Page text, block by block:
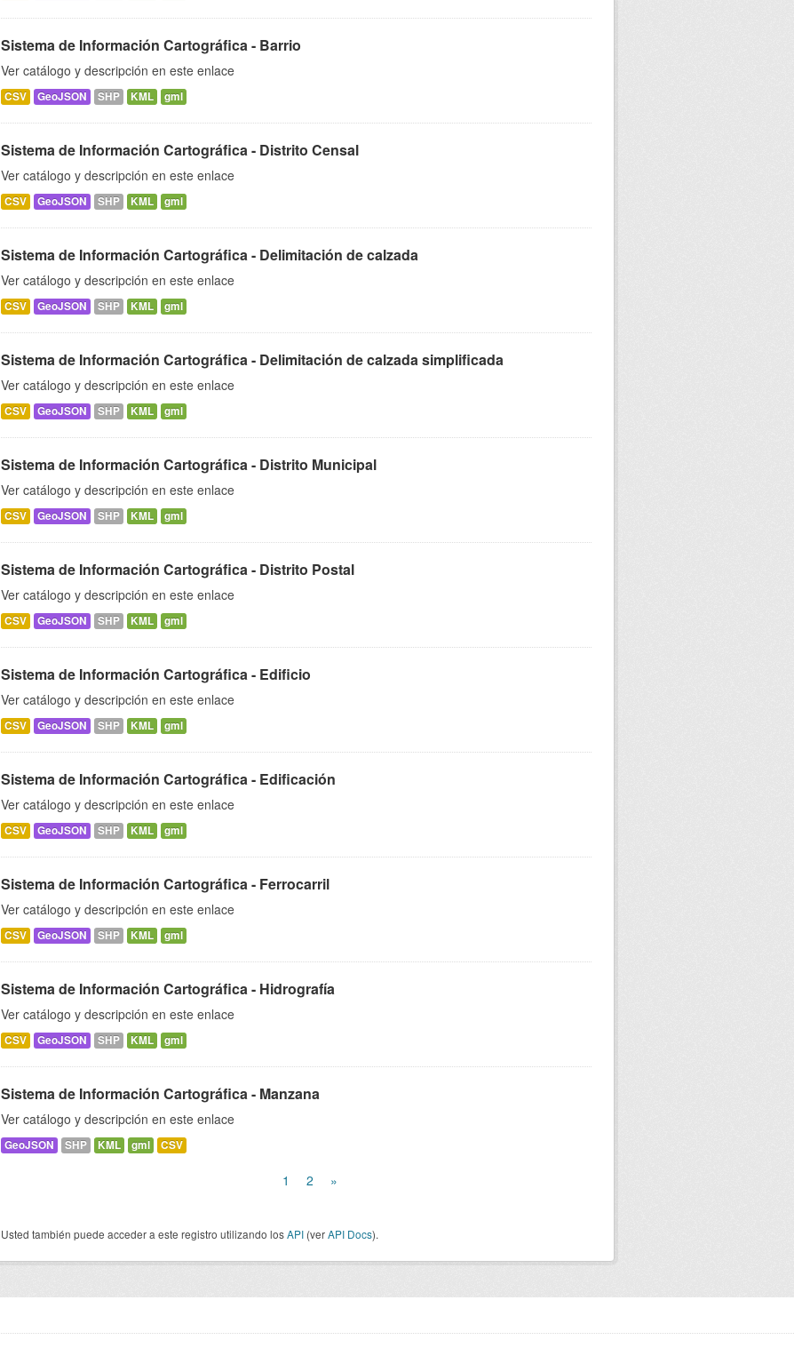
Sistema de Información Cartográfica - Barrio
Ver catálogo y descripción en este enlace
CSV GeoJSON SHP KML gml
Sistema de Información Cartográfica - Distrito Censal
Ver catálogo y descripción en este enlace
CSV GeoJSON SHP KML gml
Sistema de Información Cartográfica - Delimitación de calzada
Ver catálogo y descripción en este enlace
CSV GeoJSON SHP KML gml
Sistema de Información Cartográfica - Delimitación de calzada simplificada
Ver catálogo y descripción en este enlace
CSV GeoJSON SHP KML gml
Sistema de Información Cartográfica - Distrito Municipal
Ver catálogo y descripción en este enlace
CSV GeoJSON SHP KML gml
Sistema de Información Cartográfica - Distrito Postal
Ver catálogo y descripción en este enlace
CSV GeoJSON SHP KML gml
Sistema de Información Cartográfica - Edificio
Ver catálogo y descripción en este enlace
CSV GeoJSON SHP KML gml
Sistema de Información Cartográfica - Edificación
Ver catálogo y descripción en este enlace
CSV GeoJSON SHP KML gml
Sistema de Información Cartográfica - Ferrocarril
Ver catálogo y descripción en este enlace
CSV GeoJSON SHP KML gml
Sistema de Información Cartográfica - Hidrografía
Ver catálogo y descripción en este enlace
CSV GeoJSON SHP KML gml
Sistema de Información Cartográfica - Manzana
Ver catálogo y descripción en este enlace
GeoJSON SHP KML gml CSV
1 2 »
Usted también puede acceder a este registro utilizando losAPI (verAPI Docs).